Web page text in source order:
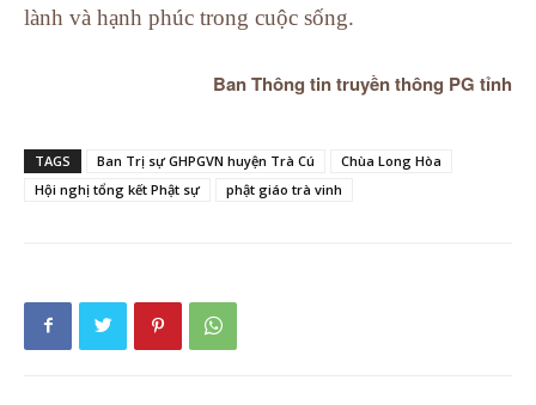
lành và hạnh phúc trong cuộc sống.
Ban Thông tin truyền thông PG tỉnh
TAGS Ban Trị sự GHPGVN huyện Trà Cú
Chùa Long Hòa
Hội nghị tổng kết Phật sự
phật giáo trà vinh